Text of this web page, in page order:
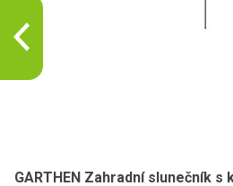
GARTHEN Zahradní slunečník s